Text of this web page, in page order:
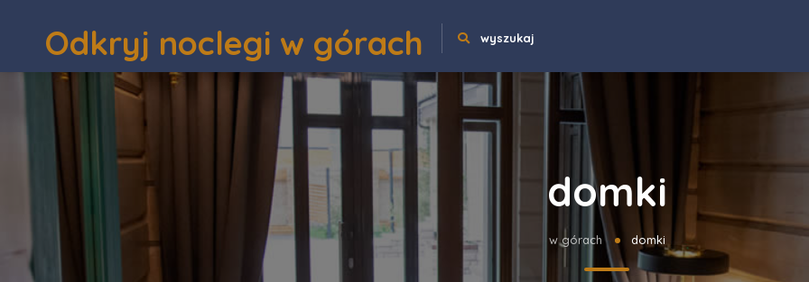
Odkryj noclegi w górach wyszukaj
domki
w górach domki